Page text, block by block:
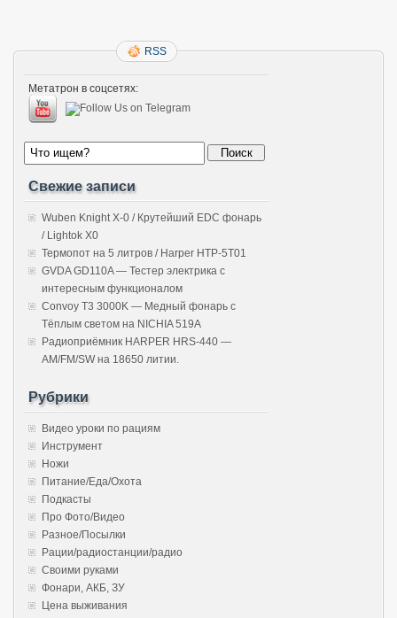
RSS
Метатрон в соцсетях:
Свежие записи
Wuben Knight X-0 / Крутейший EDC фонарь
/ Lightok X0
Термопот на 5 литров / Harper HTP-5T01
GVDA GD110A — Тестер электрика с
интересным функционалом
Convoy T3 3000K — Медный фонарь с
Тёплым светом на NICHIA 519A
Радиоприёмник HARPER HRS-440 —
AM/FM/SW на 18650 литии.
Рубрики
Видео уроки по рациям
Инструмент
Ножи
Питание/Еда/Охота
Подкасты
Про Фото/Видео
Разное/Посылки
Рации/радиостанции/радио
Своими руками
Фонари, АКБ, ЗУ
Цена выживания